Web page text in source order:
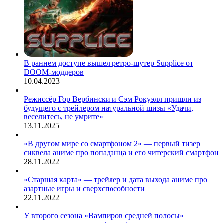
В раннем доступе вышел ретро-шутер Supplice от
DOOM-моддеров
10.04.2023
Режиссёр Гор Вербински и Сэм Рокуэлл пришли из
будущего с трейлером натуральной шизы «Удачи,
веселитесь, не умрите»
13.11.2025
«В другом мире со смартфоном 2» — первый тизер
сиквела аниме про попаданца и его читерский смартфон
28.11.2022
«Старшая карта» — трейлер и дата выхода аниме про
азартные игры и сверхспособности
22.11.2022
У второго сезона «Вампиров средней полосы»